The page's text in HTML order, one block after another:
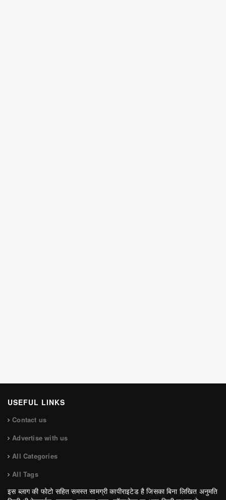
USEFUL LINKS
Contact us
Advertise with us
All Categories
All Tags
इस ब्लाग की फोटो सहित समस्त सामग्री कापीराइटेड है जिसका बिना लिखित अनुमति